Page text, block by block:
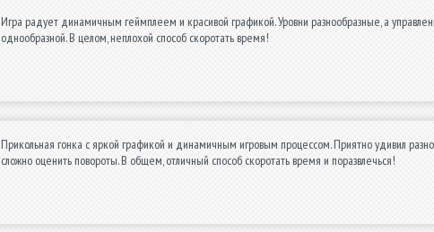
Игра радует динамичным геймплеем и красивой графикой. Уровни разнообразные, а
однообразной. В целом, неплохой способ скоротать время!
Прикольная гонка с яркой графикой и динамичным игровым процессом. Приятно удивил
сложно оценить повороты. В общем, отличный способ скоротать время и поразвлечься!